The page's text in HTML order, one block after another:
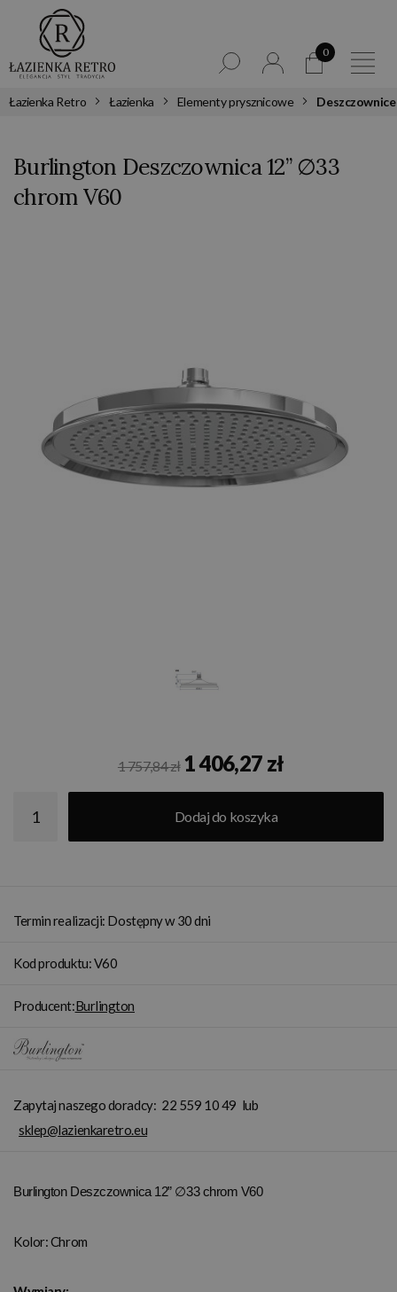
0
Łazienka Retro Łazienka Elementy prysznicowe
Burlington Deszczownica 12” ∅33
chrom V60
1 757,84 zł 1 406,27 zł
Dodaj do koszyka
Termin realizacji: Dostępny w 30 dni
Kod produktu: V60
Producent:Burlington
Zapytaj naszego doradcy: 22 559 10 49 lub
sklep@lazienkaretro.eu
Burlington Deszczownica 12” ∅33 chrom V60
Kolor:Chrom